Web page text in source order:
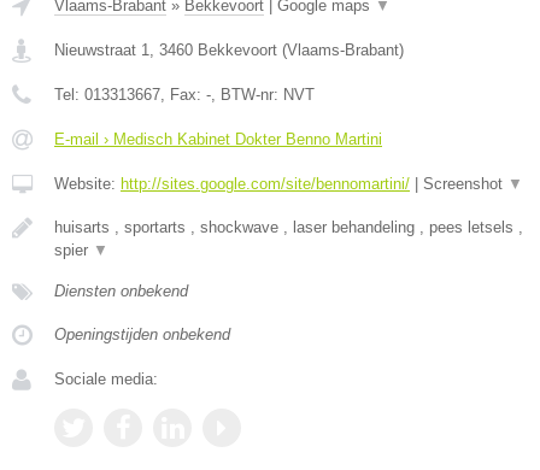
Vlaams-Brabant » Bekkevoort Google maps ▼
Nieuwstraat 1, 3460 Bekkevoort (Vlaams-Brabant)
Tel: 013313667, Fax: -, BTW-nr: NVT
E-mail › Medisch Kabinet Dokter Benno Martini
Website: http://sites.google.com/site/bennomartini/ Screenshot ▼
huisarts , sportarts , shockwave , laser behandeling , pees letsels ,
spier ▼
Diensten onbekend
Openingstijden onbekend
Sociale media: